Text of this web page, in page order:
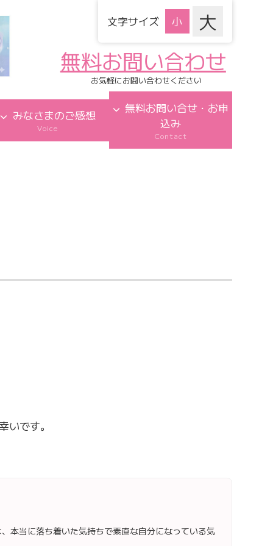
無料お問い合わせ
お気軽にお問い合わせください
文字サイズ
みなさまのご感想
Voice
無料お問い合せ・お申
込み
Contact
です。
本当に落ち着いた気持ちで素直な自分になっている気